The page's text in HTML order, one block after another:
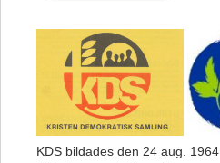
KDS bildades den 24 aug. 1964